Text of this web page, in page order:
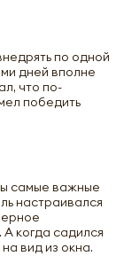
по одной
дней вполне
что по-
победить
самые важные
настраивался
когда садился
вид из окна.